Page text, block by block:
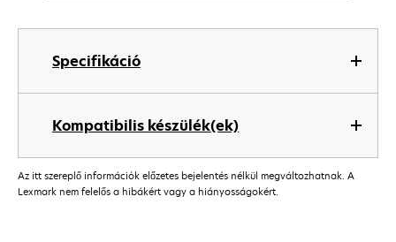
Specifikáció
Kompatibilis készülék(ek)
Az itt szereplő információk előzetes bejelentés nélkül megváltozhatnak. A
Lexmark nem felelős a hibákért vagy a hiányosságokért.